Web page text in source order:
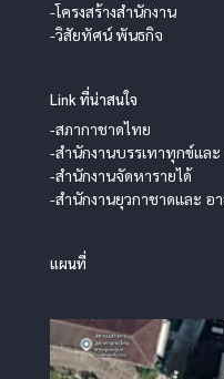
-โครงสร้างสำนักงาน
-วิสัยทัศน์ พันธกิจ
Link ที่น่าสนใจ
-สภากาชาดไทย
-สำนักงานบรรเทาทุกข์แล
-สำนักงานจัดหารายได้
-สำนักงานยุวกาชาดและ อ
แผนที่